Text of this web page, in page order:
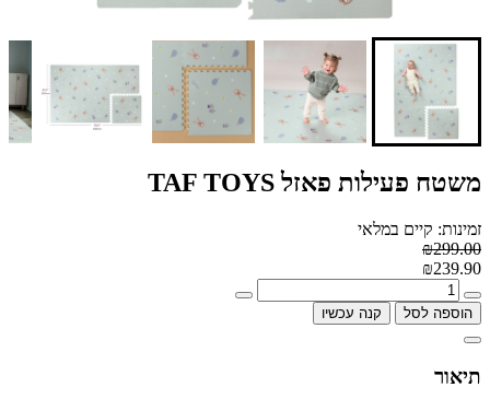
משטח פעילות פאזל TAF TOYS
זמינות: קיים במלאי
₪299.00
₪239.90
הוספה לסל קנה עכשיו
תיאור